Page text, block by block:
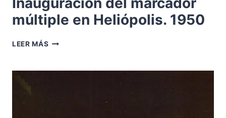
múltiple en Heliópolis. 1950
LEER MÁS INAUGURACIÓN
MÚLTIPLE